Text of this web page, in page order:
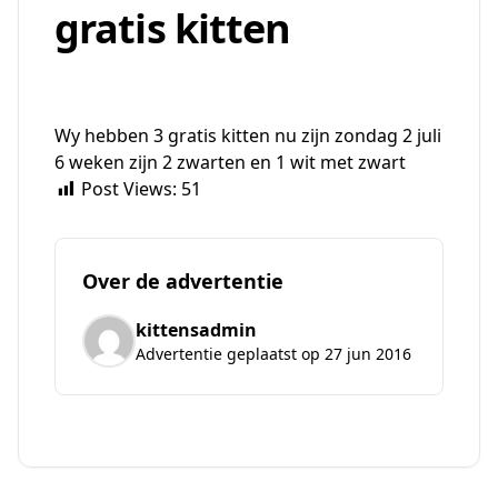
gratis kitten
Wy hebben 3 gratis kitten nu zijn zondag 2 juli
6 weken zijn 2 zwarten en 1 wit met zwart
Post Views: 51
Over de advertentie
kittensadmin
Advertentie geplaatst op 27 jun 2016